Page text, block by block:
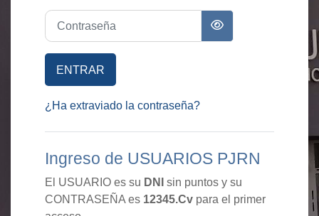
Contraseña
ENTRAR
¿Ha extraviado la contraseña?
Ingreso de USUARIOS PJRN
El USUARIO es su DNI sin puntos y su
CONTRASEÑA es 12345.Cv para el primer